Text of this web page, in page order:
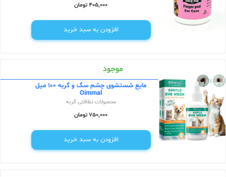
405,000 تومان
افزودن به سبد خرید
موجود
مایع شستشوی چشم سگ و گربه 100 میل
Oimmal
محصولات نظافتی گربه
750,000 تومان
افزودن به سبد خرید